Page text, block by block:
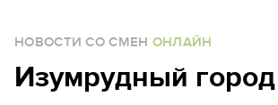
ОПЛАТА ТУРА ЧАСТЯМИ
НОВОСТИ СО СМЕН ОНЛАЙН
Изумрудный город